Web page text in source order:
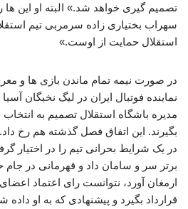
تصمیم گیری خواهد شد.» البته او این
سهراب بختیاری زاده سرمربی تیم
استقلال حمایت از اوست.»
در صورت نیمه تمام ماندن بازی ها و
نماینده فوتبال ایران در لیگ نخبگان
مدیره باشگاه استقلال تصمیم به
بگیرند. این اتفاق فصل گذشته هم رخ
در یک شرایط بحرانی تیم را در اختیار
برتر سر و سامان داد و قهرمانی در جام
ارمغان آورد، نتوانست رای اعتماد
قرارداد بگیرد و پیشنهادی که به او